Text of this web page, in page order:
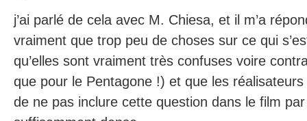
j’ai parlé de cela avec M. Chiesa, et il m’a
vraiment que trop peu de choses sur ce qui
qu’elles sont vraiment très confuses voire
que pour le Pentagone !) et que les
de ne pas inclure cette question dans le film